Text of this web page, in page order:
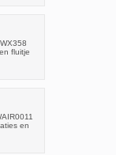
fluitje
en